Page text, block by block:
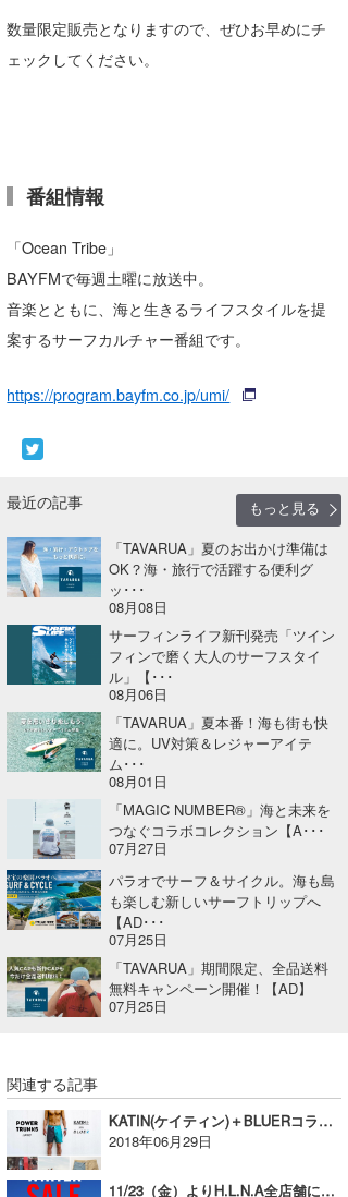
数量限定販売となりますので、ぜひお早めにチ
ェックしてください。
番組情報
「Ocean Tribe」
BAYFMで毎週土曜に放送中。
音楽とともに、海と生きるライフスタイルを提
案するサーフカルチャー番組です。
https://program.bayfm.co.jp/umi/
最近の記事
もっと見る
「TAVARUA」夏のお出かけ準備は
OK？海・旅行で活躍する便利グ
ッ･･･
08月08日
サーフィンライフ新刊発売「ツイン
フィンで磨く大人のサーフスタイ
ル」【･･･
08月06日
「TAVARUA」夏本番！海も街も快
適に。UV対策＆レジャーアイテ
ム･･･
08月01日
「MAGIC NUMBER®」海と未来を
つなぐコラボコレクション【A･･･
07月27日
パラオでサーフ＆サイクル。海も島
も楽しむ新しいサーフトリップへ
【AD･･･
07月25日
「TAVARUA」期間限定、全品送料
無料キャンペーン開催！【AD】
07月25日
関連する記事
KATIN(ケイティン)＋BLUERコラボLIMITEDモデル発売【AD】
2018年06月29日
11/23（金）よりH.L.N.A全店舗にてWINTER SALEが開催！【AD】